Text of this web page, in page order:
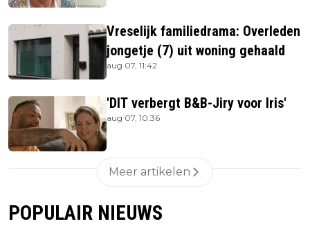
Vreselijk familiedrama: Overleden
jongetje (7) uit woning gehaald
aug 07, 11:42
'DIT verbergt B&B-Jiry voor Iris'
aug 07, 10:36
Meer artikelen
POPULAIR NIEUWS